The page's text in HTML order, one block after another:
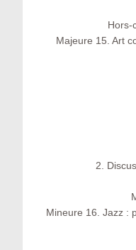
Hors-
Majeure 15. Art
2.
Mineure 16. Jazz :